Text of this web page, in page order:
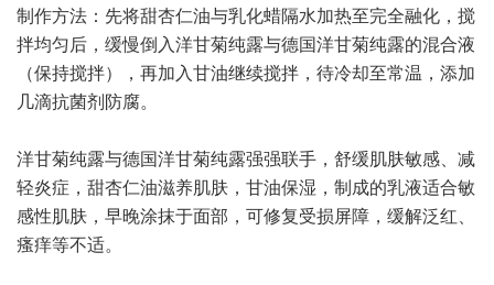
制作方法：先将甜杏仁油与乳化蜡隔水加热至完全融化，搅
拌均匀后，缓慢倒入洋甘菊纯露与德国洋甘菊纯露的混合液
（保持搅拌），再加入甘油继续搅拌，待冷却至常温，添加
几滴抗菌剂防腐。
洋甘菊纯露与德国洋甘菊纯露强强联手，舒缓肌肤敏感、减
轻炎症，甜杏仁油滋养肌肤，甘油保湿，制成的乳液适合敏
感性肌肤，早晚涂抹于面部，可修复受损屏障，缓解泛红、
瘙痒等不适。